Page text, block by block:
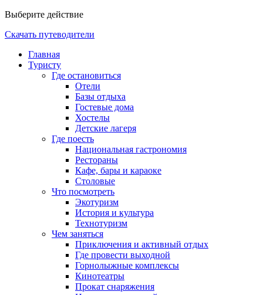
Выберите действие
Скачать путеводители
Главная
Туристу
Где остановиться
Отели
Базы отдыха
Гостевые дома
Хостелы
Детские лагеря
Где поесть
Национальная гастрономия
Рестораны
Кафе, бары и караоке
Столовые
Что посмотреть
Экотуризм
История и культура
Технотуризм
Чем заняться
Приключения и активный отдых
Где провести выходной
Горнолыжные комплексы
Кинотеатры
Прокат снаряжения